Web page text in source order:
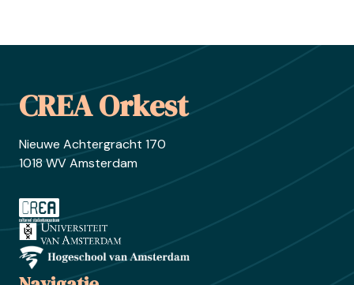
Footer
CREA Orkest
Nieuwe Achtergracht 170
1018 WV Amsterdam
Ga naar hva.nl